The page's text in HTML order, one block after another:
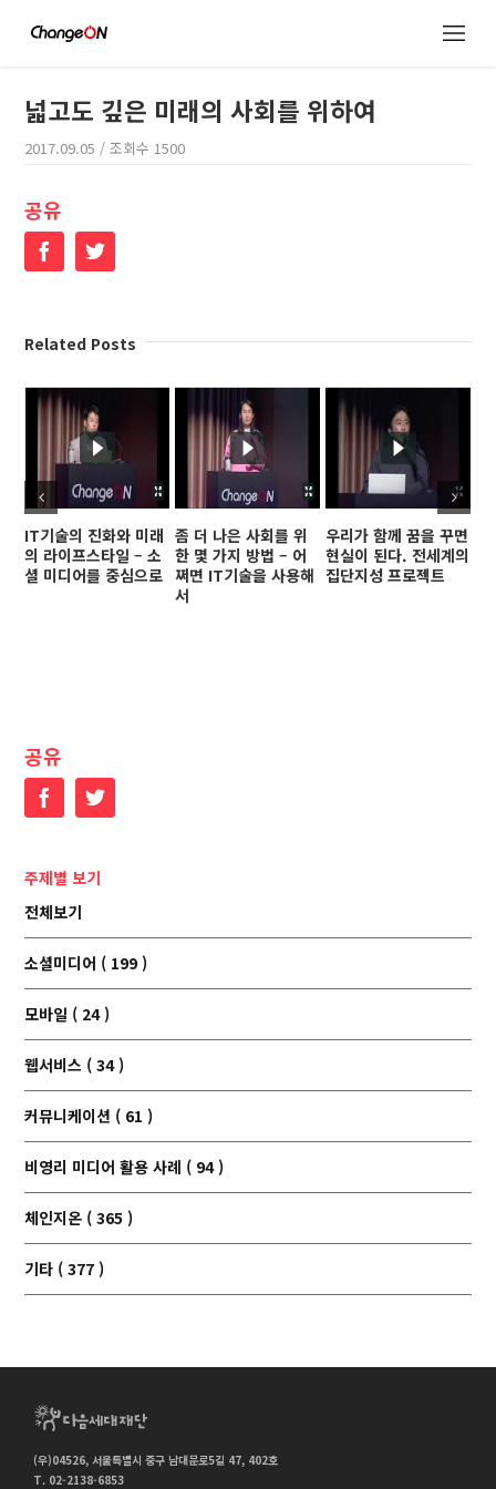
넓고도 깊은 미래의 사회를 위하여
2017.09.05 / 조회수1500
공유
FacebookTwitter
Related Posts
IT기술의 진화와 미래
의 라이프스타일 – 소
셜 미디어를 중심으로
좀 더 나은 사회를 위
한 몇 가지 방법 – 어
쩌면 IT기술을 사용해
서
우리가 함께 꿈을 꾸면
현실이 된다. 전세계의
집단지성 프로젝트
공유
FacebookTwitter
주제별 보기
전체보기
소셜미디어 ( 199 )
모바일 ( 24 )
웹서비스 ( 34 )
커뮤니케이션 ( 61 )
비영리 미디어 활용 사례 ( 94 )
체인지온 ( 365 )
기타 ( 377 )
(우)04526, 서울특별시 중구 남대문로5길 47, 402호
T. 02-2138-6853